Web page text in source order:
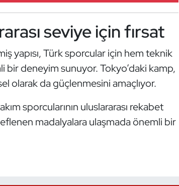
seviye için fırsat
yapısı, Türk sporcular için hem teknik
deneyim sunuyor. Tokyo’daki kamp,
olarak da güçlenmesini amaçlıyor.
sporcularının uluslararası rekabet
madalyalara ulaşmada önemli bir